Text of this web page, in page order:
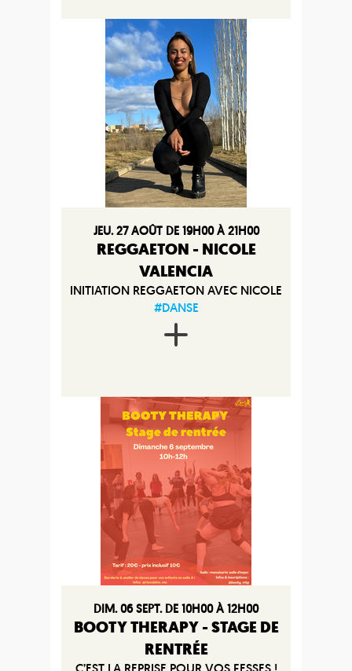
JEU. 27 AOÛT DE 19H00 À 21H00
REGGAETON - NICOLE
VALENCIA
INITIATION REGGAETON AVEC NICOLE
#DANSE
DIM. 06 SEPT. DE 10H00 À 12H00
BOOTY THERAPY - STAGE DE
RENTRÉE